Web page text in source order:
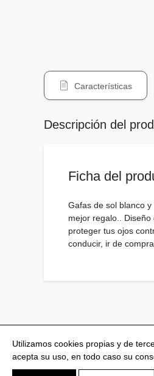
Características
Descripción del
Ficha del
Gafas de sol blanco
mejor regalo..
proteger tus ojos
conducir, ir de
Utilizamos cookies propias y de
acepta su uso, en todo caso su